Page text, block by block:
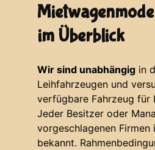
im Überblick
Wir sind unabhängig in
Leihfahrzeugen und
verfügbare Fahrzeug für
Jeder Besitzer oder
vorgeschlagenen Firmen
bekannt.